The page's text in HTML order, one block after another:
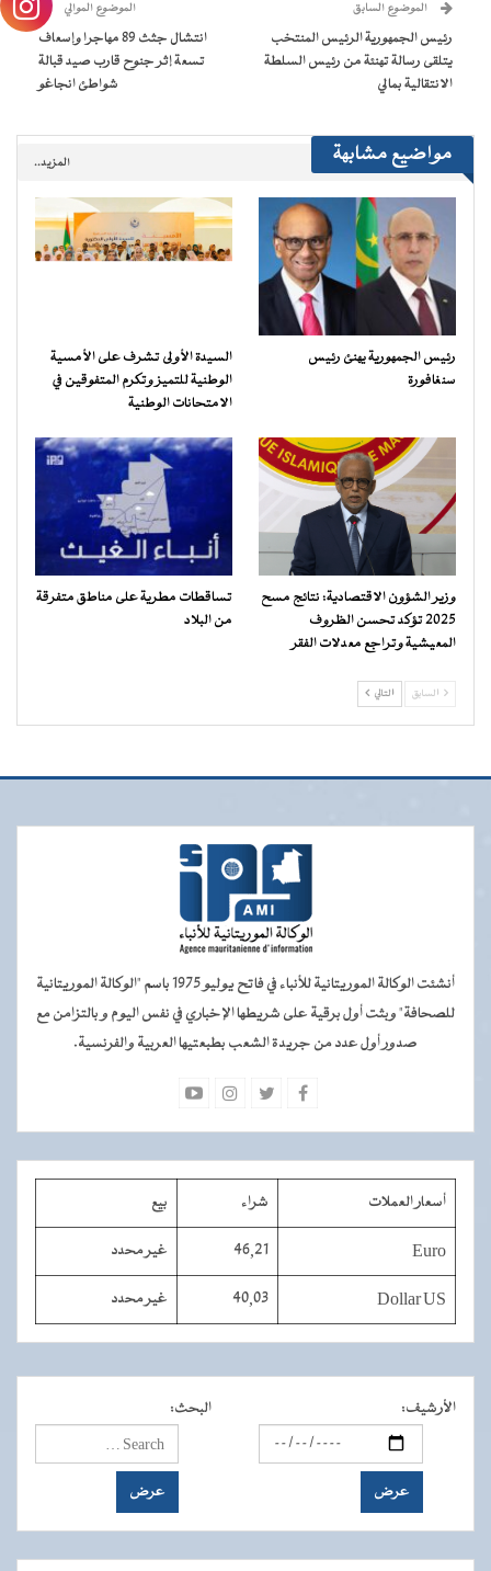
نافذة
جديدة)
الموضوع السابق
رئيس الجمهورية الرئيس المنتخب
يتلقى رسالة تهنئة من رئيس السلطة
الانتقالية بمالي
الموضوع الموالي
انتشال جثث 89 مهاجرا وإسعاف
تسعة إثر جنوح قارب صيد قبالة
شواطئ انجاغو
مواضيع مشابهة المزيد..
رئيس الجمهورية يهنئ رئيس
سنغافورة
السيدة الأولى تشرف على الأمسية
الوطنية للتميز وتكرم المتفوقين في
الامتحانات الوطنية
وزير الشؤون الاقتصادية: نتائج مسح
2025 تؤكد تحسن الظروف
المعيشية وتراجع معدلات الفقر
تساقطات مطرية على مناطق متفرقة
من البلاد
السابق التالي
أنشئت الوكالة الموريتانية للأنباء في فاتح يوليو 1975 باسم "الوكالة الموريتانية
للصحافة" وبثت أول برقية على شريطها الإخباري في نفس اليوم و بالتزامن مع
صدور أول عدد من جريدة الشعب بطبعتيها العربية والفرنسية.
أسعار العملات شراء بيع
Euro
46,21 غير محدد
Dollar US
40,03 غير محدد
الأرشيف: البحث: